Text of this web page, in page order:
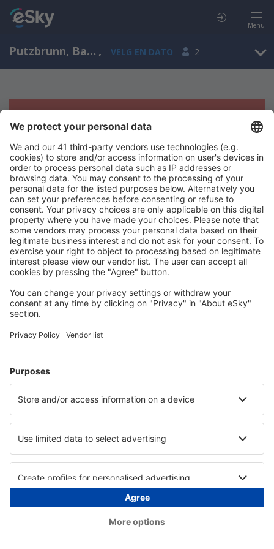
Menu
Putzbrunn, Bavaria, Tyskland , VELG EN DATO 2
Beklager, søket ga ingen resultater
Prøv å søk etter andre kriterier
Copyright © eSkyTravel.no. Alle rettigheter forbeholdt.